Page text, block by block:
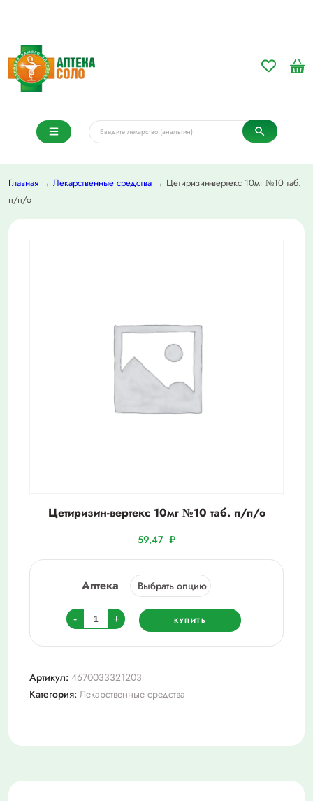
Главная → Лекарственные средства → Цетиризин-вертекс 10мг №10 таб.
п/п/о
Цетиризин-вертекс 10мг №10 таб. п/п/о
59,47 ₽
Аптека
-
Количество
товара
Цетиризин-
10мг
№10
п/
+ КУПИТЬ
Артикул: 4670033321203
Категория: Лекарственные средства